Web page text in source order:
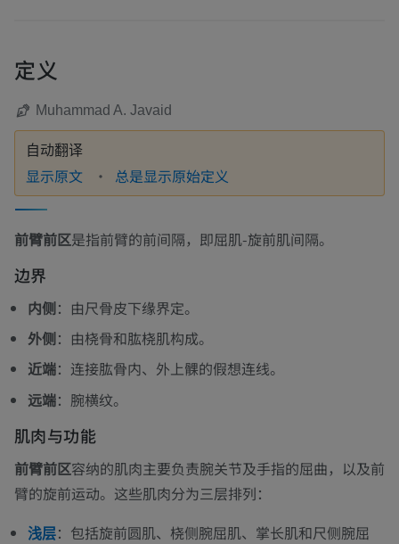
定义
Muhammad A. Javaid
自动翻译
显示原文 总是显示原始定义
前臂前区是指前臂的前间隔，即屈肌-旋前肌间隔。
边界
内侧：由尺骨皮下缘界定。
外侧：由桡骨和肱桡肌构成。
近端：连接肱骨内、外上髁的假想连线。
远端：腕横纹。
肌肉与功能
前臂前区容纳的肌肉主要负责腕关节及手指的屈曲，以及前
臂的旋前运动。这些肌肉分为三层排列：
浅层：包括旋前圆肌、桡侧腕屈肌、掌长肌和尺侧腕屈